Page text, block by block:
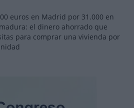
euros en Madrid por 31.000 en
el dinero ahorrado que
para comprar una vivienda por